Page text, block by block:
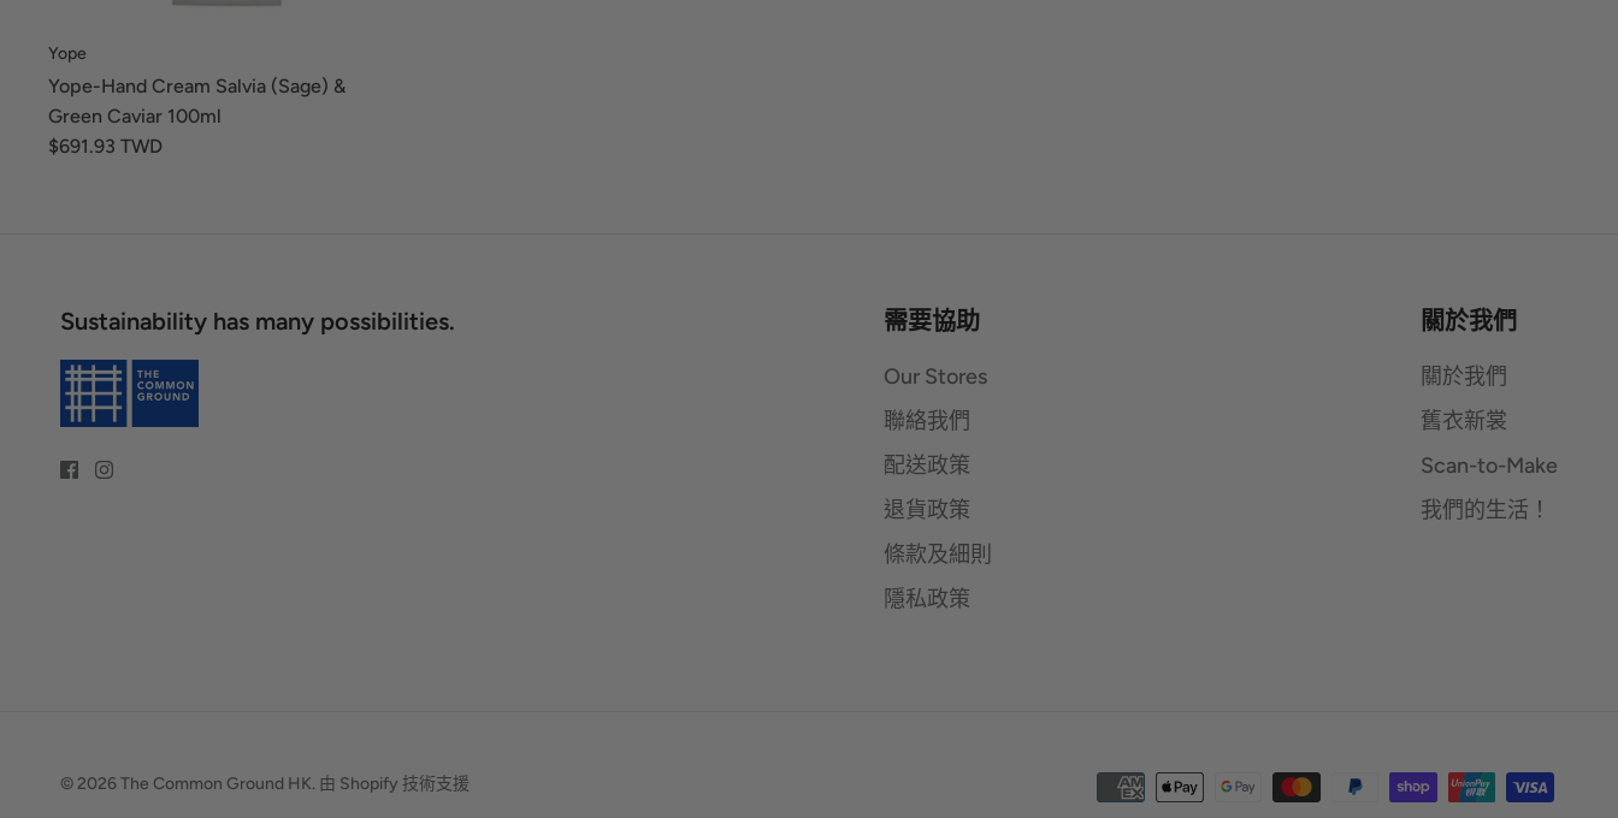
Yope
Yope-Hand Cream Salvia (Sage) &
Green Caviar 100ml
$691.93 TWD
Sustainability has many possibilities. 需要協助
Our Stores
聯絡我們
配送政策
退貨政策
條款及細則
隱私政策
關於我們
關於我們
舊衣新裳
Scan-to-Make
我們的生活！
© 2026The Common Ground HK. 由 Shopify 技術支援